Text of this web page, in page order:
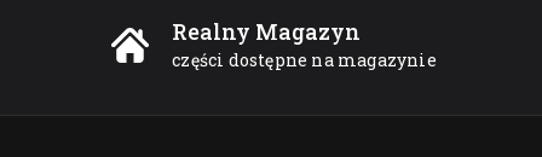
Realny Magazyn
części dostępne na magazynie